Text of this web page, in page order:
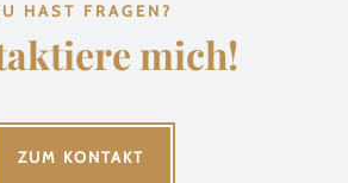
HAST FRAGEN?
mich!
ZUM KONTAKT